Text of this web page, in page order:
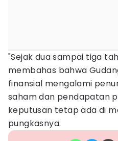
"Sejak dua sampai tiga
membahas bahwa
finansial mengalami
saham dan pendapatan
keputusan tetap ada di
pungkasnya.